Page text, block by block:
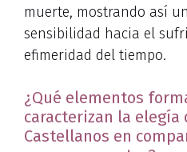
muerte, mostrando así
sensibilidad hacia el
efimeridad del tiempo.
¿Qué elementos
caracterizan la elegía
Castellanos en